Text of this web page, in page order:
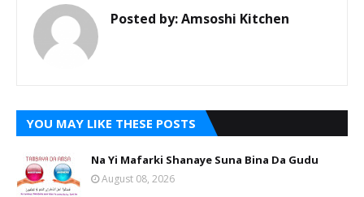
Posted by:Amsoshi Kitchen
YOU MAY LIKE THESE POSTS
Na Yi Mafarki Shanaye Suna Bina Da Gudu
August 08, 2026